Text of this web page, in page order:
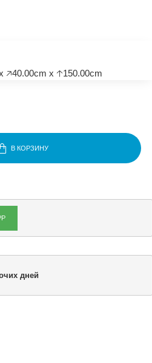
🡥40.00cm x 🡡150.00cm
В КОРЗИНУ
дней